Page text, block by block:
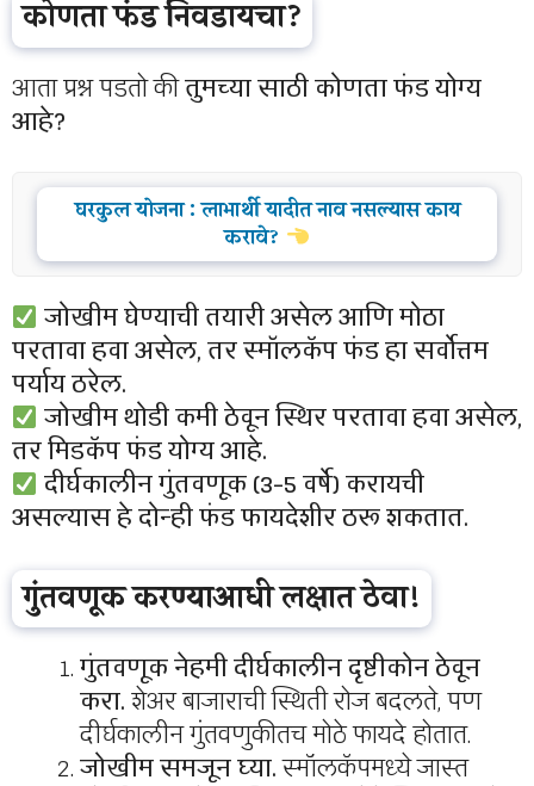
कोणता फंड निवडायचा?
आता प्रश्न पडतो कीतुमच्या साठी कोणता फंड योग्य
आहे?
घरकुल योजना : लाभार्थी यादीत नाव नसल्यास काय
करावे?
जोखीम घेण्याची तयारी असेल आणि मोठा
परतावा हवा असेल, तर स्मॉलकॅप फंड हा सर्वोत्तम
पर्याय ठरेल.
जोखीम थोडी कमी ठेवून स्थिर परतावा हवा असेल,
तर मिडकॅप फंड योग्य आहे.
दीर्घकालीन गुंतवणूक (3-5 वर्षे) करायची
असल्यास हे दोन्ही फंड फायदेशीर ठरू शकतात.
गुंतवणूक करण्याआधी लक्षात ठेवा!
गुंतवणूक नेहमी दीर्घकालीन दृष्टीकोन ठेवून
करा.शेअर बाजाराची स्थिती रोज बदलते, पण
दीर्घकालीन गुंतवणुकीतच मोठे फायदे होतात.
जोखीम समजून घ्या.स्मॉलकॅपमध्ये जास्त